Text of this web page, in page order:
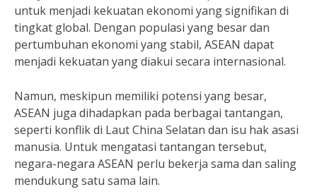
untuk menjadi kekuatan ekonomi yang signifikan di
tingkat global. Dengan populasi yang besar dan
pertumbuhan ekonomi yang stabil, ASEAN dapat
menjadi kekuatan yang diakui secara internasional.
Namun, meskipun memiliki potensi yang besar,
ASEAN juga dihadapkan pada berbagai tantangan,
seperti konflik di Laut China Selatan dan isu hak asasi
manusia. Untuk mengatasi tantangan tersebut,
negara-negara ASEAN perlu bekerja sama dan saling
mendukung satu sama lain.